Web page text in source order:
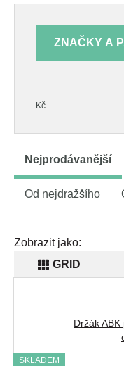
ZNAČKY A
Kč
Nejprodávanější
Od nejdražšího
Zobrazit jako:
GRID
Držák
SKLADEM